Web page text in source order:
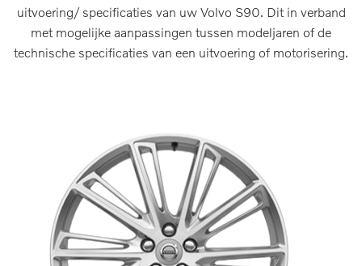
uitvoering/ specificaties van uw Volvo S90. Dit in verband
met mogelijke aanpassingen tussen modeljaren of de
technische specificaties van een uitvoering of motorisering.